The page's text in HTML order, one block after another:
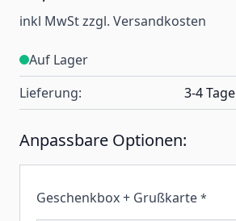
inkl MwSt zzgl. Versandkosten
Auf Lager
Lieferung:
3-4 Tage
Anpassbare Optionen:
Geschenkbox + Grußkarte *